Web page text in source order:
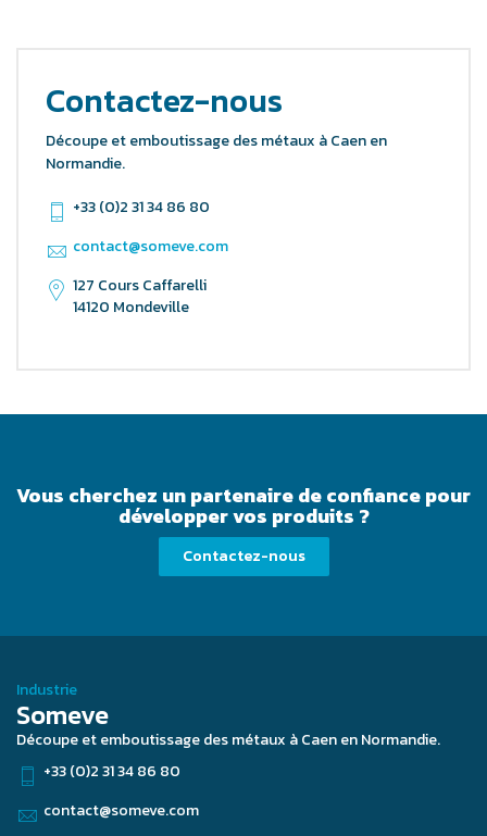
Contactez-nous
Découpe et emboutissage des métaux à Caen en
Normandie.
+33 (0)2 31 34 86 80
contact@someve.com
127 Cours Caffarelli
14120 Mondeville
Vous cherchez un partenaire de confiance pour
développer vos produits ?
Contactez-nous
Industrie
Someve
Découpe et emboutissage des métaux à Caen en Normandie.
+33 (0)2 31 34 86 80
contact@someve.com